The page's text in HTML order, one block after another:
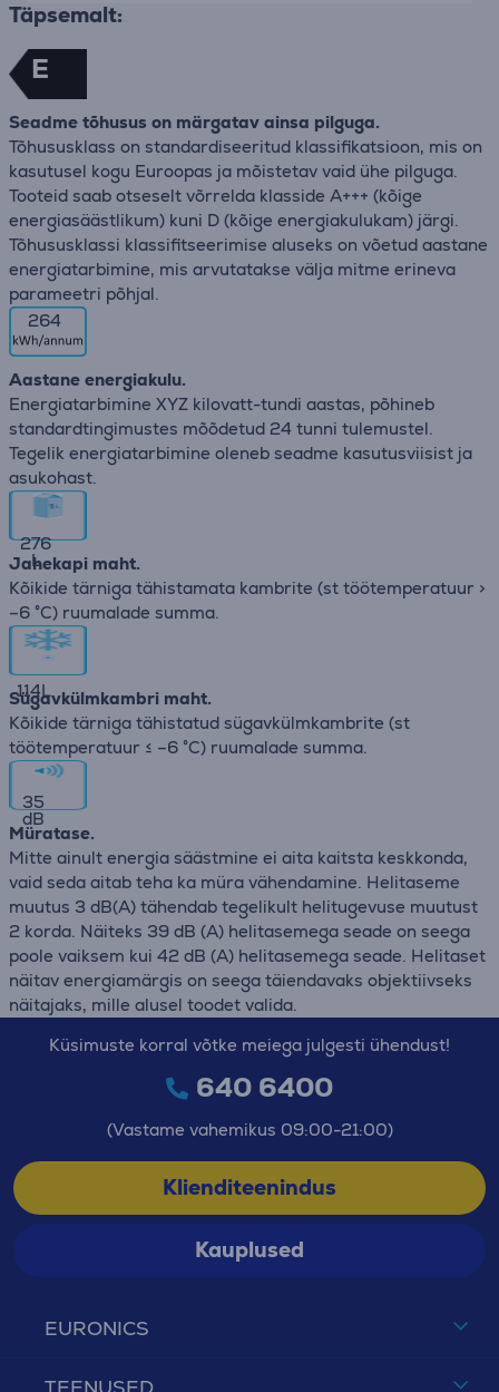
Täpsemalt:
E
Seadme tõhusus on märgatav ainsa pilguga.
Tõhususklass on standardiseeritud klassifikatsioon, mis on
kasutusel kogu Euroopas ja mõistetav vaid ühe pilguga.
Tooteid saab otseselt võrrelda klasside A+++ (kõige
energiasäästlikum) kuni D (kõige energiakulukam) järgi.
Tõhususklassi klassifitseerimise aluseks on võetud aastane
energiatarbimine, mis arvutatakse välja mitme erineva
parameetri põhjal.
264
Aastane energiakulu.
Energiatarbimine XYZ kilovatt-tundi aastas, põhineb
standardtingimustes mõõdetud 24 tunni tulemustel.
Tegelik energiatarbimine oleneb seadme kasutusviisist ja
asukohast.
276
L
Jahekapi maht.
Kõikide tärniga tähistamata kambrite (st töötemperatuur >
–6 °C) ruumalade summa.
114L
Sügavkülmkambri maht.
Kõikide tärniga tähistatud sügavkülmkambrite (st
töötemperatuur ≤ –6 °C) ruumalade summa.
35
dB
Müratase.
Mitte ainult energia säästmine ei aita kaitsta keskkonda,
vaid seda aitab teha ka müra vähendamine. Helitaseme
muutus 3 dB(A) tähendab tegelikult helitugevuse muutust
2 korda. Näiteks 39 dB (A) helitasemega seade on seega
poole vaiksem kui 42 dB (A) helitasemega seade. Helitaset
näitav energiamärgis on seega täiendavaks objektiivseks
näitajaks, mille alusel toodet valida.
EURONICS
Küsimuste korral võtke meiega julgesti ühendust!
640 6400
(Vastame vahemikus 09:00-21:00)
Klienditeenindus
Kauplused